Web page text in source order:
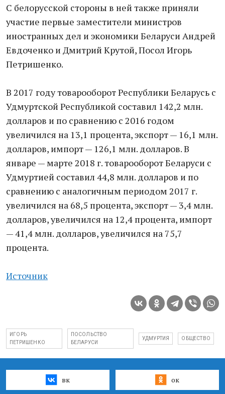
С белорусской стороны в ней также приняли
участие первые заместители министров
иностранных дел и экономики Беларуси Андрей
Евдоченко и Дмитрий Крутой, Посол Игорь
Петришенко.
В 2017 году товарооборот Республики Беларусь с
Удмуртской Республикой составил 142,2 млн.
долларов и по сравнению с 2016 годом
увеличился на 13,1 процента, экспорт — 16,1 млн.
долларов, импорт — 126,1 млн. долларов. В
январе — марте 2018 г. товарооборот Беларуси с
Удмуртией составил 44,8 млн. долларов и по
сравнению с аналогичным периодом 2017 г.
увеличился на 68,5 процента, экспорт — 3,4 млн.
долларов, увеличился на 12,4 процента, импорт
— 41,4 млн. долларов, увеличился на 75,7
процента.
Источник
ИГОРЬ
ПЕТРИШЕНКО
ПОСОЛЬСТВО
БЕЛАРУСИ
УДМУРТИЯ ОБЩЕСТВО
вк ок